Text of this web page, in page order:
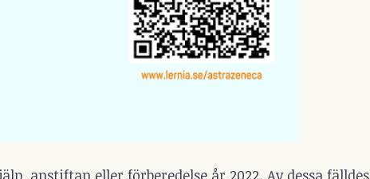
anstiftan eller förberedelse år 2022. Av dessa fälldes